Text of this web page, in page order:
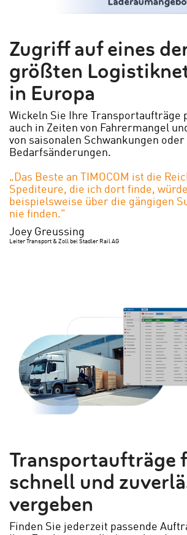
Zugriff auf eines
größten
in Europa
Wickeln Sie Ihre Transportaufträge
auch in Zeiten von Fahrermangel
von saisonalen Schwankungen oder
Bedarfsänderungen.
„Das Beste an TIMOCOM ist die
Spediteure, die ich dort finde,
beispielsweise über die gängigen
nie finden."
Joey Greussing
Leiter Transport & Zoll bei Stadler Rail AG
Transportaufträge
schnell und
vergeben
Finden Sie jederzeit passende